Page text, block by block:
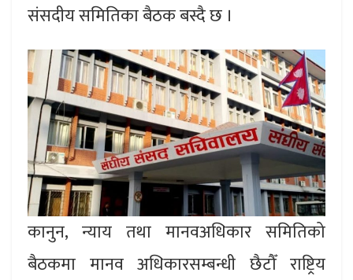
संसदीय समितिका बैठक बस्दै छ ।
कानुन, न्याय तथा मानवअधिकार समितिको
बैठकमा मानव अधिकारसम्बन्धी छैटौँ राष्ट्रिय